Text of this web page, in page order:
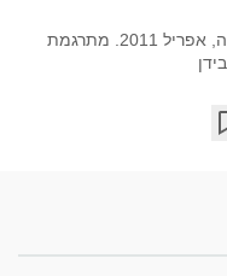
תמלול סמינר, אליסטה, קלמיקיה, רוסיה, אפריל 2011. מתרגמת